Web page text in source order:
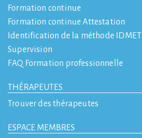
Formation continue
Formation continue Attestation
Identification de la méthode IDMET
Supervision
FAQ Formation professionnelle
THÉRAPEUTES
Trouver des thérapeutes
ESPACE MEMBRES